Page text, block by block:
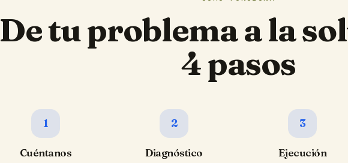
De tu problema a la
4 pasos
1
Cuéntanos
2
Diagnóstico
3
Ejecución